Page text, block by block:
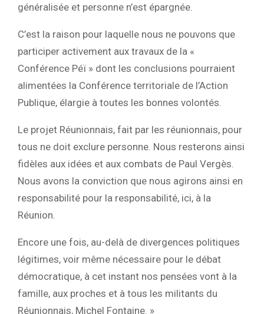
généralisée et personne n’est épargnée.
C’est la raison pour laquelle nous ne pouvons que
participer activement aux travaux de la «
Conférence Péï » dont les conclusions pourraient
alimentées la Conférence territoriale de l’Action
Publique, élargie à toutes les bonnes volontés.
Le projet Réunionnais, fait par les réunionnais, pour
tous ne doit exclure personne. Nous resterons ainsi
fidèles aux idées et aux combats de Paul Vergès.
Nous avons la conviction que nous agirons ainsi en
responsabilité pour la responsabilité, ici, à la
Réunion.
Encore une fois, au-delà de divergences politiques
légitimes, voir même nécessaire pour le débat
démocratique, à cet instant nos pensées vont à la
famille, aux proches et à tous les militants du
Réunionnais, Michel Fontaine. »